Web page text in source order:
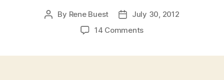
Post
By Rene Buest
PostJuly 30, 2012
14 Commentson